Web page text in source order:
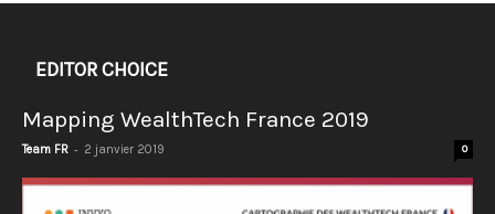
EDITOR CHOICE
Mapping WealthTech France 2019
Team FR - 2 janvier 2019 0